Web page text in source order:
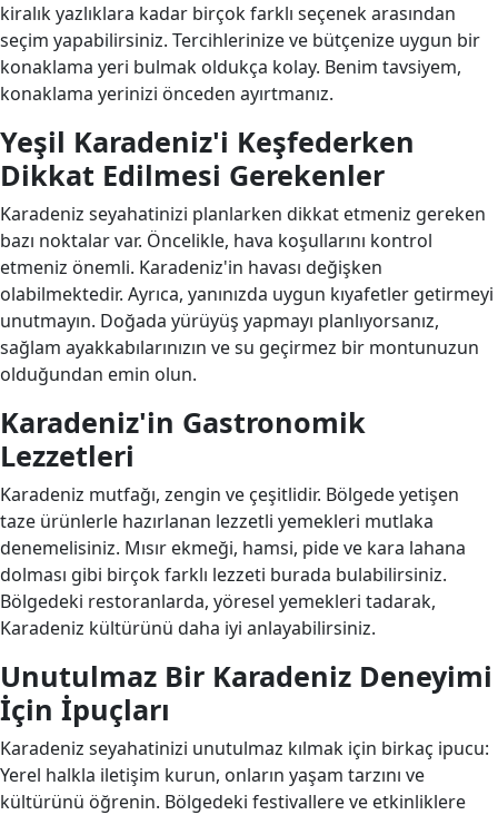
kiralık yazlıklara kadar birçok farklı seçenek arasından
seçim yapabilirsiniz. Tercihlerinize ve bütçenize uygun bir
konaklama yeri bulmak oldukça kolay. Benim tavsiyem,
konaklama yerinizi önceden ayırtmanız.
Yeşil Karadeniz'i Keşfederken
Dikkat Edilmesi Gerekenler
Karadeniz seyahatinizi planlarken dikkat etmeniz gereken
bazı noktalar var. Öncelikle, hava koşullarını kontrol
etmeniz önemli. Karadeniz'in havası değişken
olabilmektedir. Ayrıca, yanınızda uygun kıyafetler getirmeyi
unutmayın. Doğada yürüyüş yapmayı planlıyorsanız,
sağlam ayakkabılarınızın ve su geçirmez bir montunuzun
olduğundan emin olun.
Karadeniz'in Gastronomik
Lezzetleri
Karadeniz mutfağı, zengin ve çeşitlidir. Bölgede yetişen
taze ürünlerle hazırlanan lezzetli yemekleri mutlaka
denemelisiniz. Mısır ekmeği, hamsi, pide ve kara lahana
dolması gibi birçok farklı lezzeti burada bulabilirsiniz.
Bölgedeki restoranlarda, yöresel yemekleri tadarak,
Karadeniz kültürünü daha iyi anlayabilirsiniz.
Unutulmaz Bir Karadeniz Deneyimi
İçin İpuçları
Karadeniz seyahatinizi unutulmaz kılmak için birkaç ipucu:
Yerel halkla iletişim kurun, onların yaşam tarzını ve
kültürünü öğrenin. Bölgedeki festivallere ve etkinliklere